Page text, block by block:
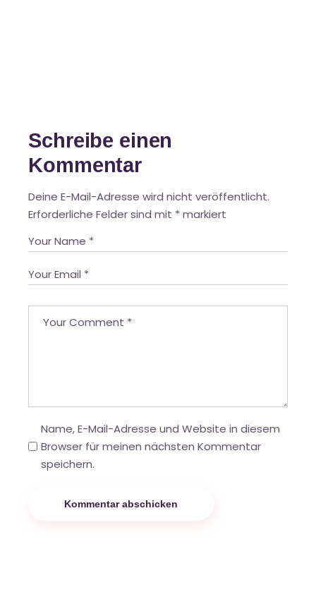
Schreibe einen
Kommentar
Deine E-Mail-Adresse wird nicht veröffentlicht.
Erforderliche Felder sind mit * markiert
Name, E-Mail-Adresse und Website in diesem
Browser für meinen nächsten Kommentar
speichern.
Kommentar abschicken